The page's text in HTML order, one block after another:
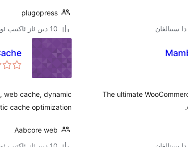
plugopress
10 دىن ئاز ئاكتىپ ئورنىتىش
The ultimate
web cache, dynamic
cache optimization.
Aabcore web